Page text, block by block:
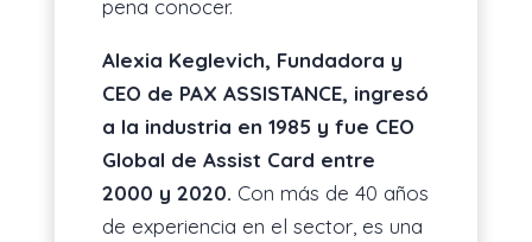
pena conocer.
Alexia Keglevich, Fundadora y
CEO de PAX ASSISTANCE, ingresó
a la industria en 1985 y fue CEO
Global de Assist Card entre
2000 y 2020. Con más de 40 años
de experiencia en el sector, es una